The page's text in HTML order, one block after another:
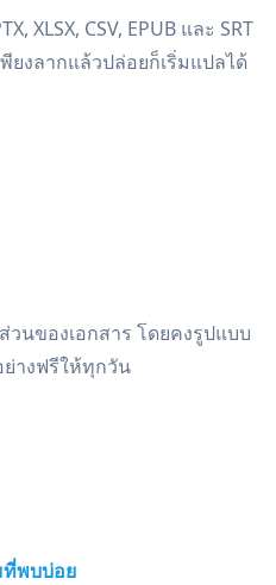
XLSX, CSV, EPUB และ SRT
ยงลากแล้วปล่อยก็เริ่มแปลได้
นของเอกสาร โดยคงรูปแบบ
างฟรีให้ทุกวัน
พบบ่อย